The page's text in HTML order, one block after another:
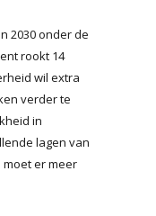
2030 onder de
rookt 14
wil extra
verder te
in
lagen van
er meer